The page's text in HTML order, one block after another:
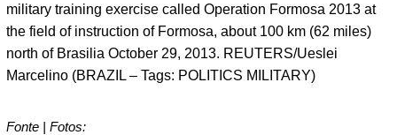
military training exercise called Operation Formosa 2013 at
the field of instruction of Formosa, about 100 km (62 miles)
north of Brasilia October 29, 2013. REUTERS/Ueslei
Marcelino (BRAZIL – Tags: POLITICS MILITARY)
Fonte | Fotos: